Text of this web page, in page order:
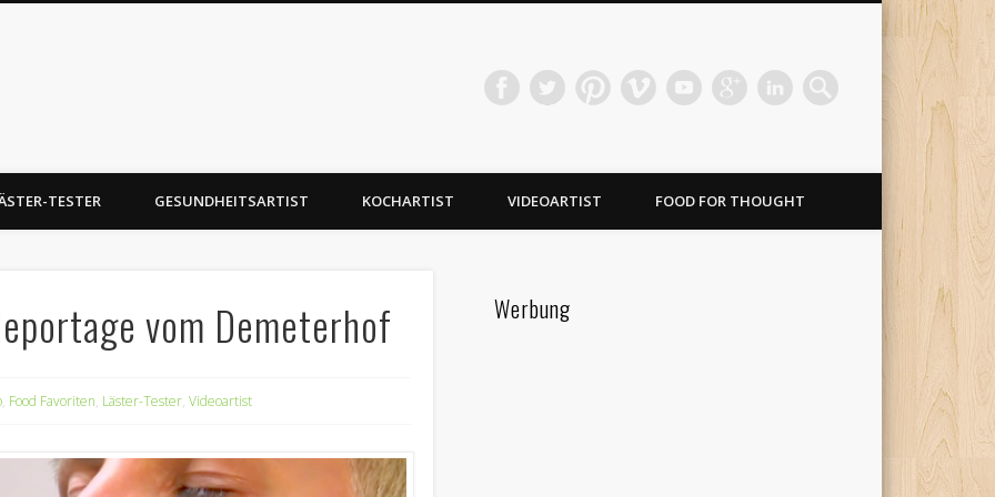
Food Hacks
TESTER GESUNDHEITSARTIST KOCHARTIST VIDEOARTIST FOOD FOR THOUGHT
vom Demeterhof
, Food Favoriten, Läster-Tester,Videoartist
Werbung